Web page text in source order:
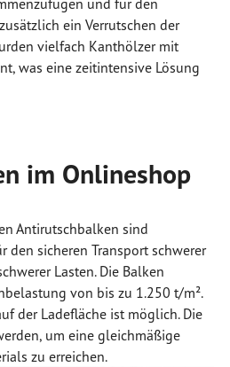
und für den
ein Verrutschen der
vielfach Kanthölzer mit
was eine zeitintensive Lösung
im Onlineshop
Antirutschbalken sind
den sicheren Transport schwerer
Lasten. Die Balken
von bis zu 1.250 t/m².
der Ladefläche ist möglich. Die
um eine gleichmäßige
zu erreichen.